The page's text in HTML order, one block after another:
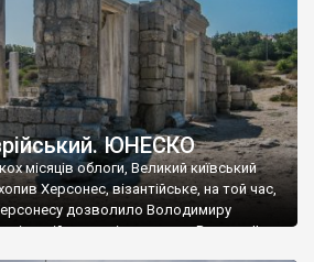
ЮНЕСКО
місяців облоги, Великий київський
Херсонес, візантійське, на той час,
дозволило Володимиру
візантійському імператору Василю ІІ, та